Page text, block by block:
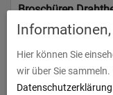
Broschüren
Hier können Sie
wir über Sie sammeln.
Datenschutzerklärung